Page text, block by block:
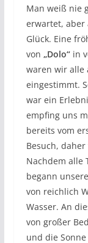
Man weiß nie
erwartet, aber
Glück. Eine
von „Dolo“in
waren wir alle
eingestimmt.
war ein
empfing uns
bereits vom
Besuch,
Nachdem alle
begann unsere
von reichlich
Wasser. An
von großer
und die